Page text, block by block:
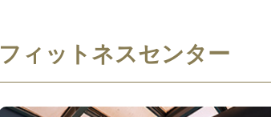
フィットネスセンター